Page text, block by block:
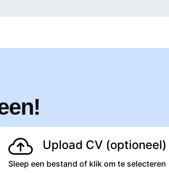
Upload CV (optioneel)
Sleep een bestand of klik om te selecteren